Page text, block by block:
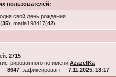
пользователей:
свой день рождения
(35),maria198417(42)
2715
по имениAzazelKa
—8647 , зафиксирован —7.11.2025, 18:17